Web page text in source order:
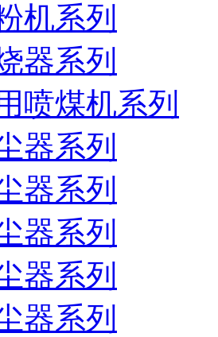
机系列
器系列
喷煤机系列
器系列
器系列
器系列
器系列
器系列